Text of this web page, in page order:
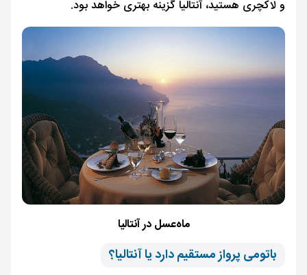
و لاکچری هستید، آنتالیا گزینه بهتری خواهد بود.
ماه‌عسل در آنتالیا
باتومی پرواز مستقیم دارد یا آنتالیا؟